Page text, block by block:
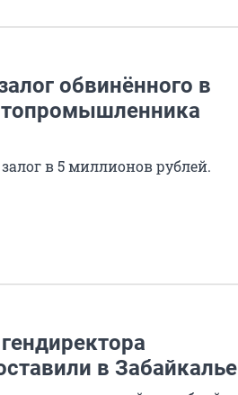
обвинённого в
в 5 миллионов рублей.
в Забайкалье